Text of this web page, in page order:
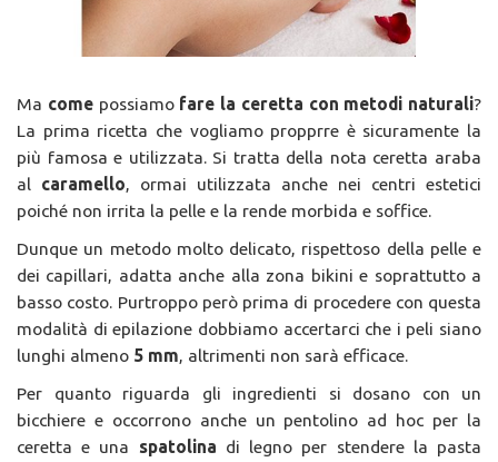
Ma comepossiamo fare la ceretta con metodi naturali?
La prima ricetta che vogliamo propprre è sicuramente la
più famosa e utilizzata. Si tratta della nota ceretta araba
al caramello, ormai utilizzata anche nei centri estetici
poiché non irrita la pelle e la rende morbida e soffice.
Dunque un metodo molto delicato, rispettoso della pelle e
dei capillari, adatta anche alla zona bikini e soprattutto a
basso costo. Purtroppo però prima di procedere con questa
modalità di epilazione dobbiamo accertarci che i peli siano
lunghi almeno 5 mm, altrimenti non sarà efficace.
Per quanto riguarda gli ingredienti si dosano con un
bicchiere e occorrono anche un pentolino ad hoc per la
ceretta e una spatolina di legno per stendere la pasta